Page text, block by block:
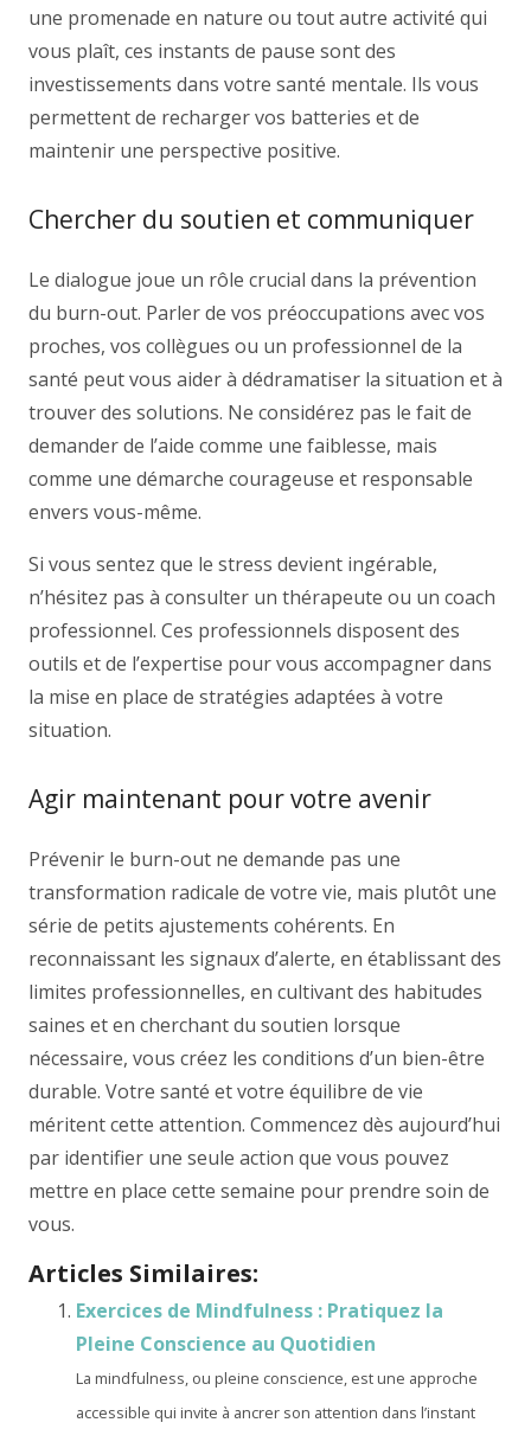
une promenade en nature ou tout autre activité qui
vous plaît, ces instants de pause sont des
investissements dans votre santé mentale. Ils vous
permettent de recharger vos batteries et de
maintenir une perspective positive.
Chercher du soutien et communiquer
Le dialogue joue un rôle crucial dans la prévention
du burn-out. Parler de vos préoccupations avec vos
proches, vos collègues ou un professionnel de la
santé peut vous aider à dédramatiser la situation et à
trouver des solutions. Ne considérez pas le fait de
demander de l’aide comme une faiblesse, mais
comme une démarche courageuse et responsable
envers vous-même.
Si vous sentez que le stress devient ingérable,
n’hésitez pas à consulter un thérapeute ou un coach
professionnel. Ces professionnels disposent des
outils et de l’expertise pour vous accompagner dans
la mise en place de stratégies adaptées à votre
situation.
Agir maintenant pour votre avenir
Prévenir le burn-out ne demande pas une
transformation radicale de votre vie, mais plutôt une
série de petits ajustements cohérents. En
reconnaissant les signaux d’alerte, en établissant des
limites professionnelles, en cultivant des habitudes
saines et en cherchant du soutien lorsque
nécessaire, vous créez les conditions d’un bien-être
durable. Votre santé et votre équilibre de vie
méritent cette attention. Commencez dès aujourd’hui
par identifier une seule action que vous pouvez
mettre en place cette semaine pour prendre soin de
vous.
Articles Similaires:
Exercices de Mindfulness : Pratiquez la
Pleine Conscience au Quotidien
La mindfulness, ou pleine conscience, est une approche
accessible qui invite à ancrer son attention dans l’instant